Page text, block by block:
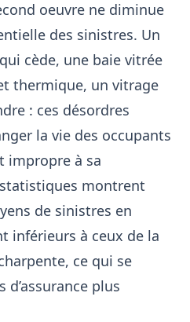
oeuvre ne diminue
des sinistres. Un
cède, une baie vitrée
thermique, un vitrage
: ces désordres
la vie des occupants
impropre à sa
montrent
de sinistres en
inférieurs à ceux de la
ce qui se
plus